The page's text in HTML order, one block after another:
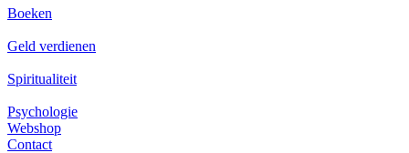
Boeken
Geld verdienen
Spiritualiteit
Psychologie
Webshop
Contact